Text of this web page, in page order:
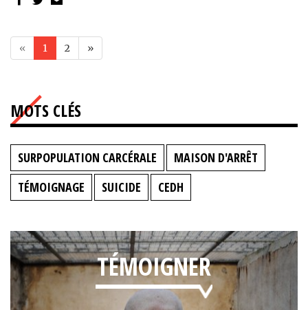
« 1 2 »
MOTS CLÉS
SURPOPULATION CARCÉRALE
MAISON D'ARRÊT
TÉMOIGNAGE
SUICIDE CEDH
TÉMOIGNER